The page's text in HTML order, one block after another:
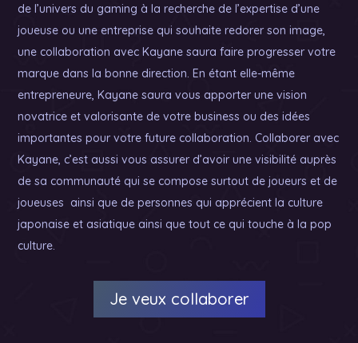
de l’univers du gaming à la recherche de l’expertise d’une
joueuse ou une entreprise qui souhaite redorer son image,
une collaboration avec Kayane saura faire progresser votre
marque dans la bonne direction. En étant elle-même
entrepreneure, Kayane saura vous apporter une vision
novatrice et valorisante de votre business ou des idées
importantes pour votre future collaboration. Collaborer avec
Kayane, c’est aussi vous assurer d’avoir une visibilité auprès
de sa communauté qui se compose surtout de joueurs et de
joueuses ainsi que de personnes qui apprécient la culture
japonaise et asiatique ainsi que tout ce qui touche à la pop
culture.
Je veux collaborer